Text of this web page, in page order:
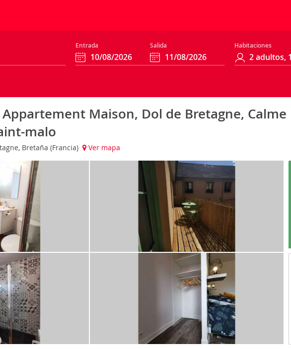
Entrada Salida Habitaciones
Maison, Dol de Bretagne,
malo
Bretaña (Francia) Ver mapa